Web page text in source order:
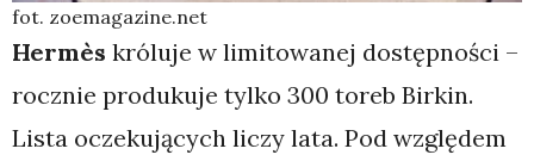
fot. zoemagazine.net
Hermès króluje w limitowanej dostępności –
rocznie produkuje tylko 300 toreb Birkin.
Lista oczekujących liczy lata. Pod względem